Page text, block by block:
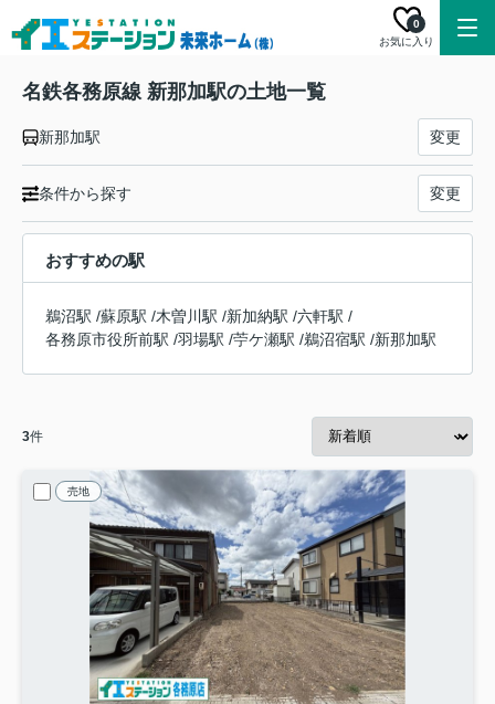
お気に入り
0
名鉄各務原線 新那加駅の土地一覧
新那加駅 変更
条件から探す 変更
おすすめの駅
鵜沼駅 /蘇原駅 /木曽川駅 /新加納駅 /六軒駅 /
各務原市役所前駅 /羽場駅 /苧ケ瀬駅 /鵜沼宿駅 /新那加駅
3件
売地